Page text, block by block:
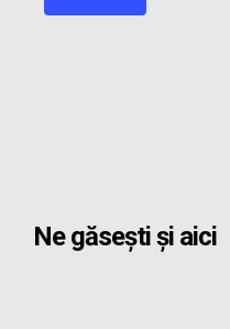
Ne găsești și aici